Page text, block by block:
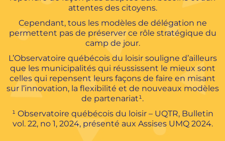
attentes des citoyens.
Cependant, tous les modèles de délégation ne
permettent pas de préserver ce rôle stratégique du
camp de jour.
L’Observatoire québécois du loisir souligne d’ailleurs
que les municipalités qui réussissent le mieux sont
celles qui repensent leurs façons de faire en misant
sur l’innovation, la flexibilité et de nouveaux modèles
de partenariat¹.
¹ Observatoire québécois du loisir – UQTR, Bulletin
vol. 22, no 1, 2024, présenté aux Assises UMQ 2024.